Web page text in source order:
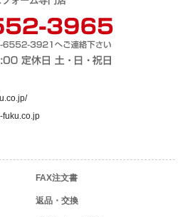
fuku.co.jp
FAX注文書
返品・交換